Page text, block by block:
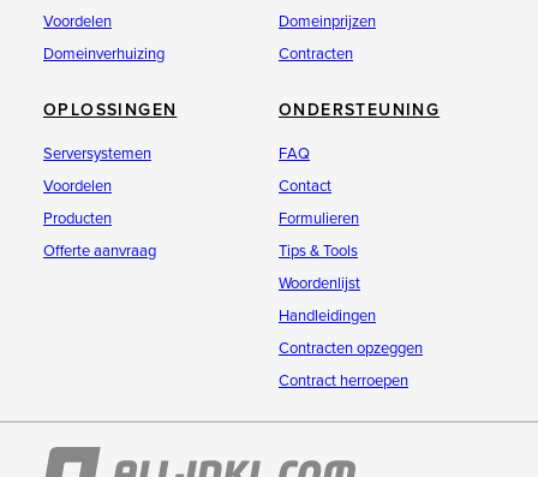
Voordelen
Domeinverhuizing
Domeinprijzen
Contracten
OPLOSSINGEN
Serversystemen
Voordelen
Producten
Offerte aanvraag
ONDERSTEUNING
FAQ
Contact
Formulieren
Tips & Tools
Woordenlijst
Handleidingen
Contracten opzeggen
Contract herroepen